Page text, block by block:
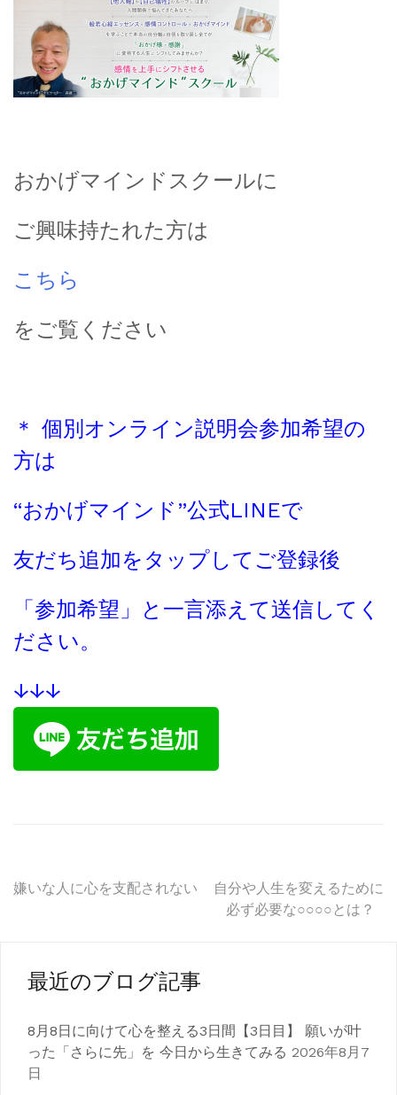
おかげマインドスクールに
ご興味持たれた方は
こちら
をご覧ください
＊ 個別オンライン説明会参加希望の
方は
“おかげマインド”公式LINEで
友だち追加をタップしてご登録後
「参加希望」と一言添えて送信してく
ださい。
↓↓↓
投
ビ
ゲ
ー
嫌いな人に心を支配されない
自分や人生を変えるために
必ず必要な○○○○とは？
最近のブログ記事
8月8日に向けて心を整える3日間【3日目】 願いが叶
った「さらに先」を 今日から生きてみる 2026年8月7
日